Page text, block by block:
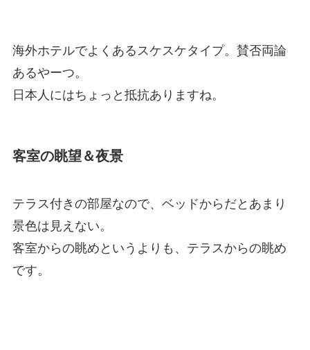
海外ホテルでよくあるスケスケタイプ。賛否両論
あるやーつ。
日本人にはちょっと抵抗ありますね。
客室の眺望＆夜景
テラス付きの部屋なので、ベッドからだとあまり
景色は見えない。
客室からの眺めというよりも、テラスからの眺め
です。